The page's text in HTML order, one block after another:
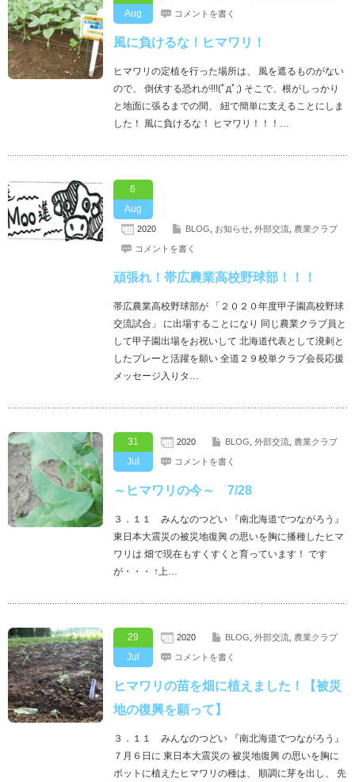
Aug
コメントを書く
風に負けるな！ヒマワリ！
ヒマワリの定植を行った場所は、 風を遮るものがない
ので、 倒伏する恐れが!!!(ﾟдﾟ;) そこで、根がしっかり
と地面に張るまでの間、 紐で簡単に支えることにしま
した！ 風に負けるな！ ヒマワリ！！！…
6
Aug
2020 BLOG お知らせ, 外部交流 農業クラブ
コメントを書く
頑張れ！帯広農業高校野球部！！！
帯広農業高校野球部が 「２０２０年度甲子園高校野球
交流試合」 に出場することになり 同じ農業クラブ員と
して甲子園出場をお祝いして 北海道代表として溌剌と
したプレーと活躍を願い 全道２９校単クラブ会長応援
メッセージ入りタ…
31
Jul
2020 BLOG 外部交流 農業クラブ
コメントを書く
～ヒマワリの今～ 7/28
３．１１ みんなのつどい 『南北海道でつながろう』
東日本大震災の被災地復興 の思いを胸に播種したヒマ
ワリは 畑で現在もすくすくと育っています！ です
が・・・ ↑上…
29
Jul
2020 BLOG 外部交流 農業クラブ
コメントを書く
ヒマワリの苗を畑に植えました！【被災
地の復興を願って】
３．１１ みんなのつどい 『南北海道でつながろう』
７月６日に 東日本大震災の 被災地復興 の思いを胸に
ポットに植えたヒマワリの種は、 順調に芽を出し、 先